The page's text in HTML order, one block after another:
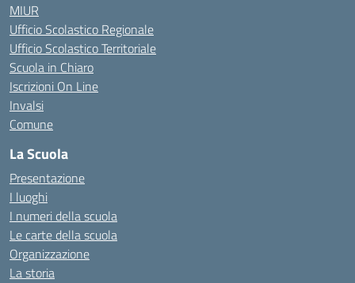
MIUR
Ufficio Scolastico Regionale
Ufficio Scolastico Territoriale
Scuola in Chiaro
Iscrizioni On Line
Invalsi
Comune
La Scuola
Presentazione
I luoghi
I numeri della scuola
Le carte della scuola
Organizzazione
La storia